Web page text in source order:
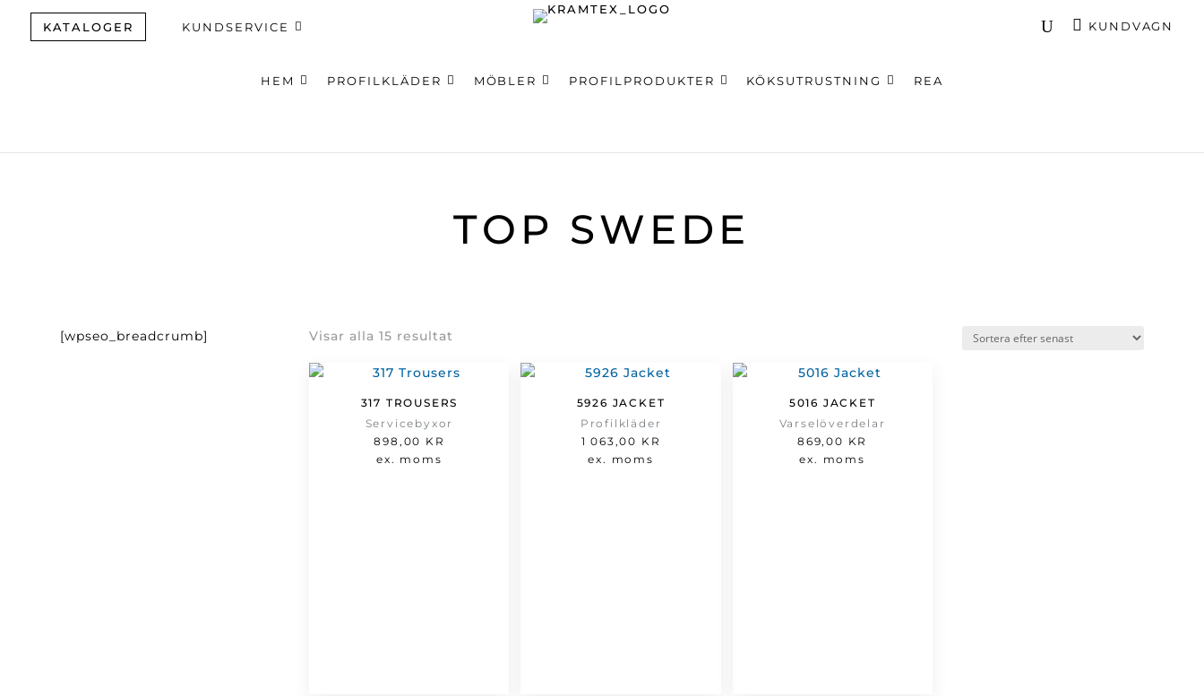
KATALOGER KUNDSERVICE KUNDVAGN
HEM PROFILKLÄDER MÖBLER PROFILPRODUKTER KÖKSUTRUSTNING REA
TOP SWEDE
[wpseo_breadcrumb] Visar alla 15 resultat
senaste
317 TROUSERS
Servicebyxor
898,00 KR
ex. moms
5926 JACKET
Profilkläder
1 063,00 KR
ex. moms
5016 JACKET
Varselöverdelar
869,00 KR
ex. moms